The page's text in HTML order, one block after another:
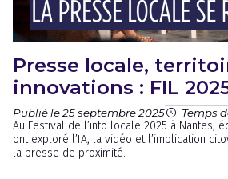
Presse locale,
innovations : FIL
Publié le 25 septembre 2025 Temps
Au Festival de l’info locale 2025 à Nantes,
ont exploré l’IA, la vidéo et l’implication
la presse de proximité.